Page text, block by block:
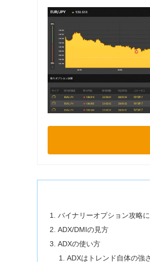
バイナリーオプション攻略
ADX/DMIの見方
ADXの使い方
ADXはトレンド自体の強